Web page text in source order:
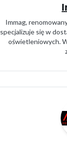
Immag,
specjalizuje się w
oświetleniowych.